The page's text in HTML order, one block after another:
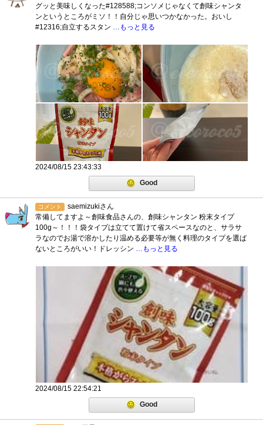
グッと美味しくなった#128588;コンソメじゃなくて創味シャンタ
ンというところがミソ！！自分じゃ思いつかなかった。おいし
#12316;自立するスタン …もっと見る
2024/08/15 23:43:33
Good
コメント
saemizukiさん
常備してますよ～創味食品さんの、創味シャンタン 粉末タイプ
100g～！！！袋タイプは立てて置けて省スペースなのと、サラサ
ラなのでお湯で溶かしたり温める必要等が無く料理のタイプを選ば
ないところがいい！ドレッシン …もっと見る
2024/08/15 22:54:21
Good